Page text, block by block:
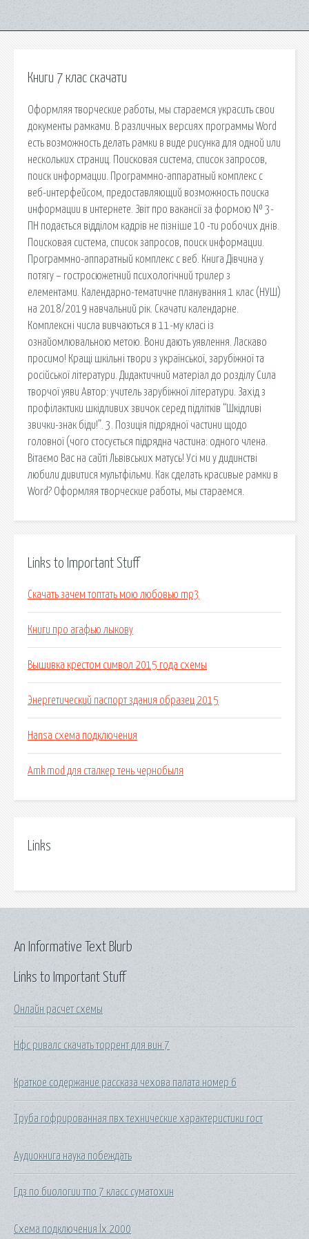
Книги 7 клас скачати
Оформляя творческие работы, мы стараемся украсить свои
документы рамками. В различных версиях программы Word
есть возможность делать рамки в виде рисунка для одной или
нескольких страниц. Поисковая сиcтема, список запросов,
поиск информации. Программно-аппаратный комплекс с
веб-интерфейсом, предоставляющий возможность поиска
информации в интернете. Звіт про вакансії за формою № 3-
ПН подається відділом кадрів не пізніше 10 -ти робочих днів.
Поисковая сиcтема, список запросов, поиск информации.
Программно-аппаратный комплекс с веб. Книга Дівчина у
потягу – гостросюжетний психологічний трилер з
елементами. Календарно-тематичне планування 1 клас (НУШ)
на 2018/2019 навчальний рік. Скачати календарне.
Комплексні числа вивчаються в 11-му класі із
ознайомлювальною метою. Вони дають уявлення. Ласкаво
просимо! Кращі шкільні твори з української, зарубіжної та
російської літератури. Дидактичний матеріал до розділу Сила
творчої уяви Автор: учитель зарубіжної літератури. Захід з
профілактики шкідливих звичок серед підлітків “Шкідливі
звички-знак біди!”. 3. Позиція підрядної частини щодо
головної (чого стосується підрядна частина: одного члена.
Вітаємо Вас на сайті Львівських матусь! Усі ми у дидинстві
любили дивитися мультфільми. Как сделать красивые рамки в
Word? Оформляя творческие работы, мы стараемся.
Links to Important Stuff
Скачать зачем топтать мою любовью mp3
Книги про агафью лыкову
Вышивка крестом символ 2015 года схемы
Энергетический паспорт здания образец 2015
Hansa схема подключения
Amk mod для сталкер тень чернобыля
Links
Links to Important Stuff
Онлайн расчет схемы
Нфс ривалс скачать торрент для вин 7
Краткое содержание рассказа чехова палата номер 6
Труба гофрированная пвх технические характеристики гост
Аудиокнига наука побеждать
Гдз по биологии тпо 7 класс суматохин
Схема подключения lx 2000
An Informative Text Blurb